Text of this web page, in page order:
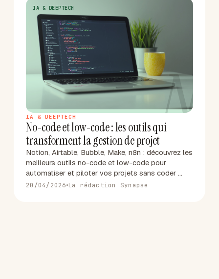
N
IA & DEEPTECH
IA & DEEPTECH
No-code et low-code : les outils qui
transforment la gestion de projet
Notion, Airtable, Bubble, Make, n8n : découvrez les
meilleurs outils no-code et low-code pour
automatiser et piloter vos projets sans coder …
20/04/2026 La rédaction Synapse